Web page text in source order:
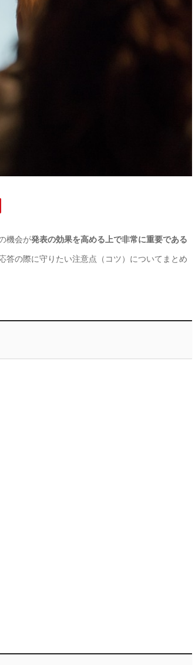
機会が発表の効果を高める上で非常に重要である
答の際に守りたい注意点（コツ）についてまとめ